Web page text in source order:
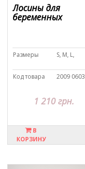
Лосины для
беременных
Размеры S, M, L,
Код товара 2009 0603
1 210 грн.
В
КОРЗИНУ